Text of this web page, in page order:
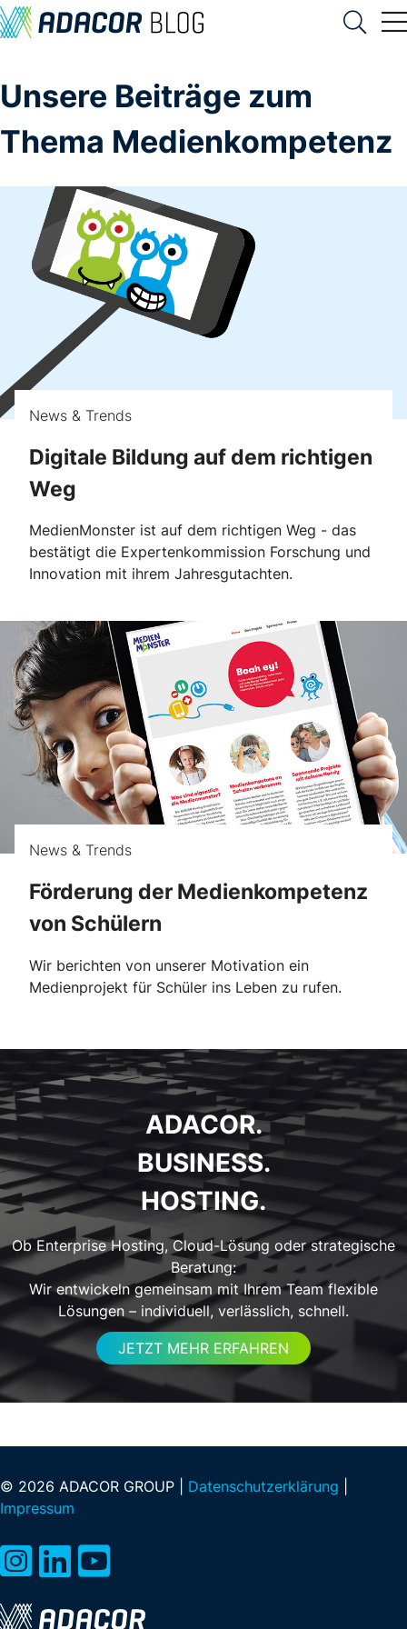
Unsere Beiträge zum
Thema Medienkompetenz
News & Trends
Digitale Bildung auf dem richtigen
Weg
MedienMonster ist auf dem richtigen Weg - das
bestätigt die Expertenkommission Forschung und
Innovation mit ihrem Jahresgutachten.
News & Trends
Förderung der Medienkompetenz
von Schülern
Wir berichten von unserer Motivation ein
Medienprojekt für Schüler ins Leben zu rufen.
ADACOR.
BUSINESS.
HOSTING.
Ob Enterprise Hosting, Cloud-Lösung oder strategische
Beratung:
Wir entwickeln gemeinsam mit Ihrem Team flexible
Lösungen – individuell, verlässlich, schnell.
JETZT MEHR ERFAHREN
© 2026 ADACOR GROUP | Datenschutzerklärung
Impressum